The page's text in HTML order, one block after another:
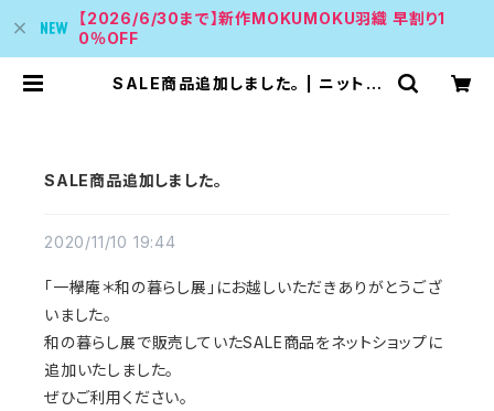
【2026/6/30まで】新作MOKUMOKU羽織 早割り1
0％OFF
SALE商品追加しました。 | ニットで
SALE商品追加しました。
2020/11/10 19:44
「一欅庵＊和の暮らし展」にお越しいただきありがとうござ
いました。
和の暮らし展で販売していたSALE商品をネットショップに
追加いたしました。
ぜひご利用ください。